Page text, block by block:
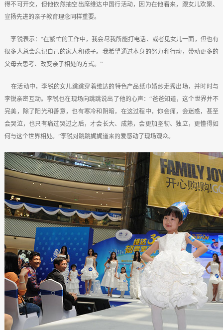
得不可开交，但他依然抽空出席维达中国行活动，因为在他看来，跟女儿欢聚、
宣扬先进的亲子教育理念同样重要。
李锐表示：“在繁忙的工作中，我会尽我所能打电话、或者见女儿一面，但也有
很多人总会忘记自己的家人和孩子。我希望通过本身的努力和行动，带动更多的
父母去思考、改变亲子相处的方式。”
在活动中，李锐的女儿跳跳穿着维达的特色产品纸巾婚纱走秀出场，并时时与
李锐亲密互动。李锐也在现场向跳跳说出了他的心声：“爸爸知道，这个世界并不
完美，除了阳光和善意，也有寒冷和阴暗，在这过程中，你会痛，会迷惑，甚至
会哭泣，也只有痛过哭过之后，才会长大、成熟，会更加坚韧、独立，更懂得如
何与这个世界相处。”李锐对跳跳娓娓道来的爱感动了现场观众。